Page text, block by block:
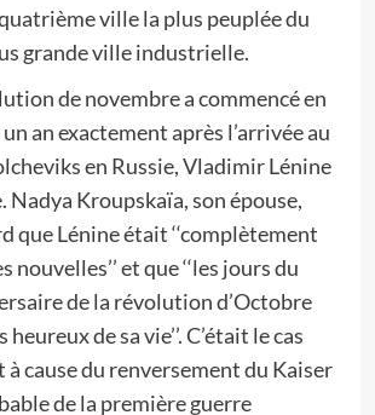
ville la plus peuplée du
grande ville industrielle.
de novembre a commencé en
an exactement après l’arrivée au
en Russie, Vladimir Lénine
Nadya Kroupskaïa, son épouse,
que Lénine était ‘‘complètement
et que ‘‘les jours du
de la révolution d’Octobre
de sa vie’’. C’était le cas
à cause du renversement du Kaiser
de la première guerre